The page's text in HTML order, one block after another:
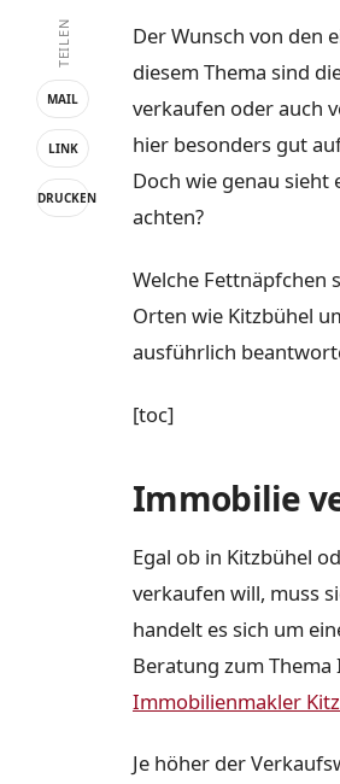
TEILEN
MAIL
LINK
DRUCKEN
Der Wunsch von den
diesem Thema sind
verkaufen oder auch
hier besonders gut
Doch wie genau sieht
achten?
Welche Fettnäpfchen
Orten wie Kitzbühel
ausführlich
[toc]
Immobilie
Egal ob in Kitzbühel
verkaufen will, muss
handelt es sich um
Beratung zum
Immobilienmakler
Je höher der